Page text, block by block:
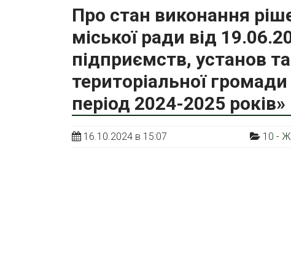
Про стан виконання
міської ради від
підприємств, установ
територіальної
період 2024-2025 років»
16.10.2024 в 15:07 10 -